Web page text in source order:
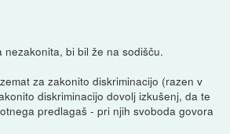
nezakonita, bi bil že na sodišču.
za zakonito diskriminacijo (razen v
diskriminacijo dovolj izkušenj, da te
predlagaš - pri njih svoboda govora